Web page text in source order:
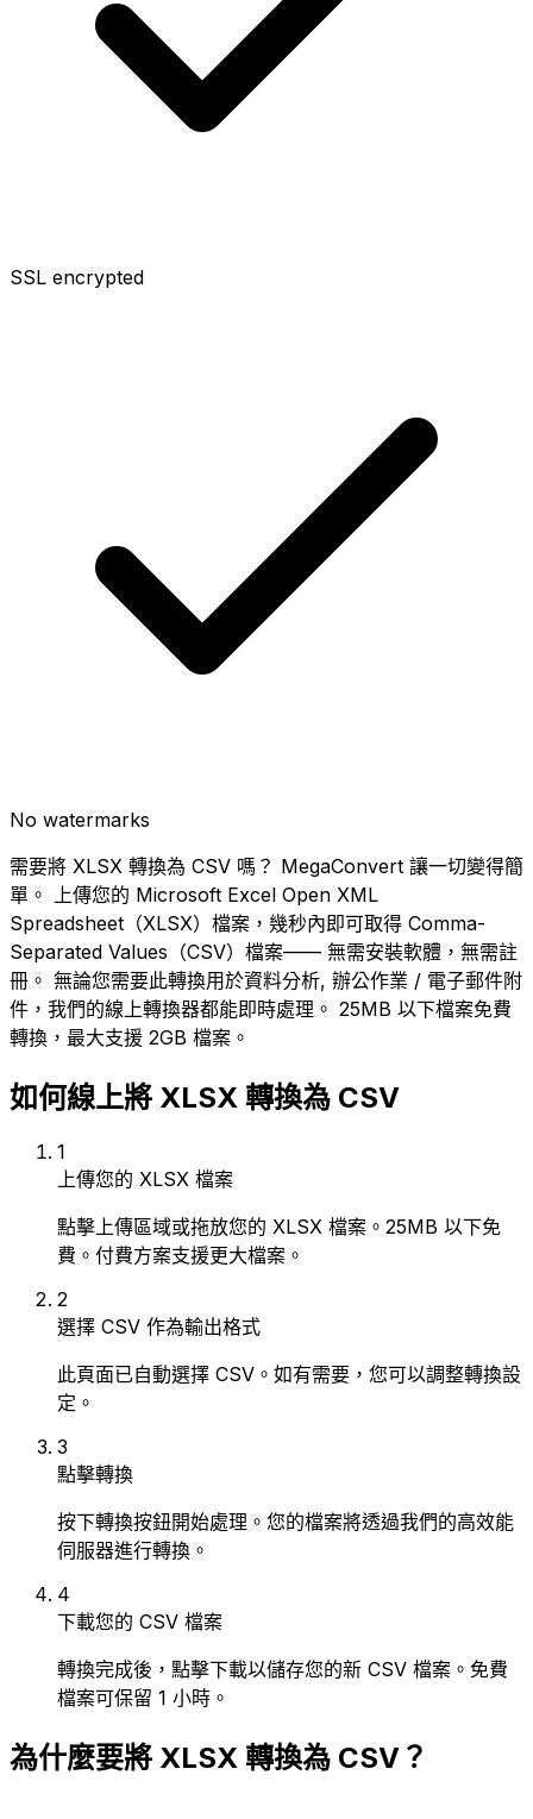
SSL encrypted
No watermarks
需要將 XLSX 轉換為 CSV 嗎？ MegaConvert 讓一切變得簡
單。 上傳您的 Microsoft Excel Open XML
Spreadsheet（XLSX）檔案，幾秒內即可取得 Comma-
Separated Values（CSV）檔案—— 無需安裝軟體，無需註
冊。 無論您需要此轉換用於資料分析, 辦公作業 / 電子郵件附
件，我們的線上轉換器都能即時處理。 25MB 以下檔案免費
轉換，最大支援 2GB 檔案。
如何線上將 XLSX 轉換為 CSV
1
上傳您的 XLSX 檔案
點擊上傳區域或拖放您的 XLSX 檔案。25MB 以下免
費。付費方案支援更大檔案。
2
選擇 CSV 作為輸出格式
此頁面已自動選擇 CSV。如有需要，您可以調整轉換設
定。
3
點擊轉換
按下轉換按鈕開始處理。您的檔案將透過我們的高效能
伺服器進行轉換。
4
下載您的 CSV 檔案
轉換完成後，點擊下載以儲存您的新 CSV 檔案。免費
檔案可保留 1 小時。
為什麼要將 XLSX 轉換為 CSV？